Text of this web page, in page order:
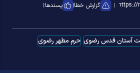
گزارش خطا
پسندها:
آستان قدس رضوی حرم مطهر رضوی